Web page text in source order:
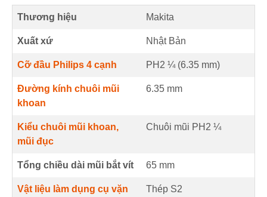
Thương hiệu Makita
Xuất xứ Nhật Bản
Cỡ đầu Philips 4 cạnh PH2 ¼ (6.35 mm)
Đường kính chuôi mũi
khoan
6.35 mm
Kiểu chuôi mũi khoan,
mũi đục
Chuôi mũi PH2 ¼
Tổng chiều dài mũi bắt vít 65 mm
Vật liệu làm dụng cụ vặn
Thép S2